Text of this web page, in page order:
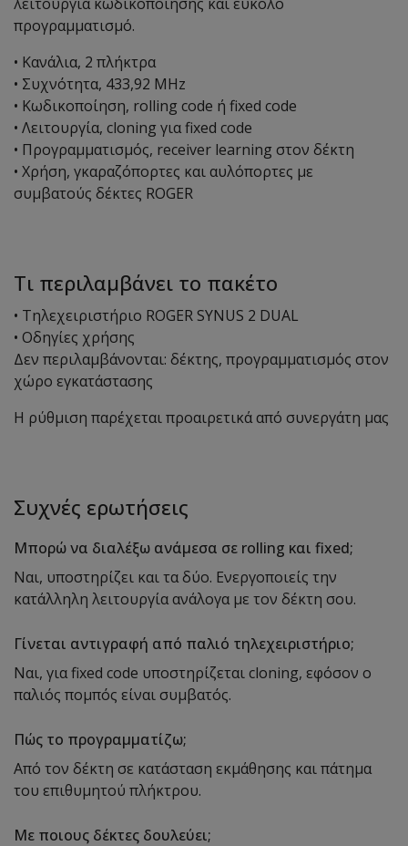
προγραμματισμό.
• Κανάλια, 2 πλήκτρα
• Συχνότητα, 433,92 MHz
• Κωδικοποίηση, rolling code ή fixed code
• Λειτουργία, cloning για fixed code
• Προγραμματισμός, receiver learning στον δέκτη
• Χρήση, γκαραζόπορτες και αυλόπορτες με
συμβατούς δέκτες ROGER
Τι περιλαμβάνει το πακέτο
• Τηλεχειριστήριο ROGER SYNUS 2 DUAL
• Οδηγίες χρήσης
Δεν περιλαμβάνονται: δέκτης, προγραμματισμός στον
χώρο εγκατάστασης
Η ρύθμιση παρέχεται προαιρετικά από συνεργάτη μας
Συχνές ερωτήσεις
Μπορώ να διαλέξω ανάμεσα σε rolling και fixed;
Ναι, υποστηρίζει και τα δύο. Ενεργοποιείς την
κατάλληλη λειτουργία ανάλογα με τον δέκτη σου.
Γίνεται αντιγραφή από παλιό τηλεχειριστήριο;
Ναι, για fixed code υποστηρίζεται cloning, εφόσον ο
παλιός πομπός είναι συμβατός.
Πώς το προγραμματίζω;
Από τον δέκτη σε κατάσταση εκμάθησης και πάτημα
του επιθυμητού πλήκτρου.
Με ποιους δέκτες δουλεύει;